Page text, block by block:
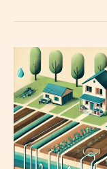
dus
wil
3M
vervuilde
PFOS-
grond
in